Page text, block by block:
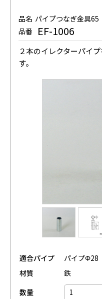
品名 パイプつなぎ金具65
品番
EF-1006
２本のイレクターパイ
す。
適合パイプ
パイプΦ28
材質
鉄
数量